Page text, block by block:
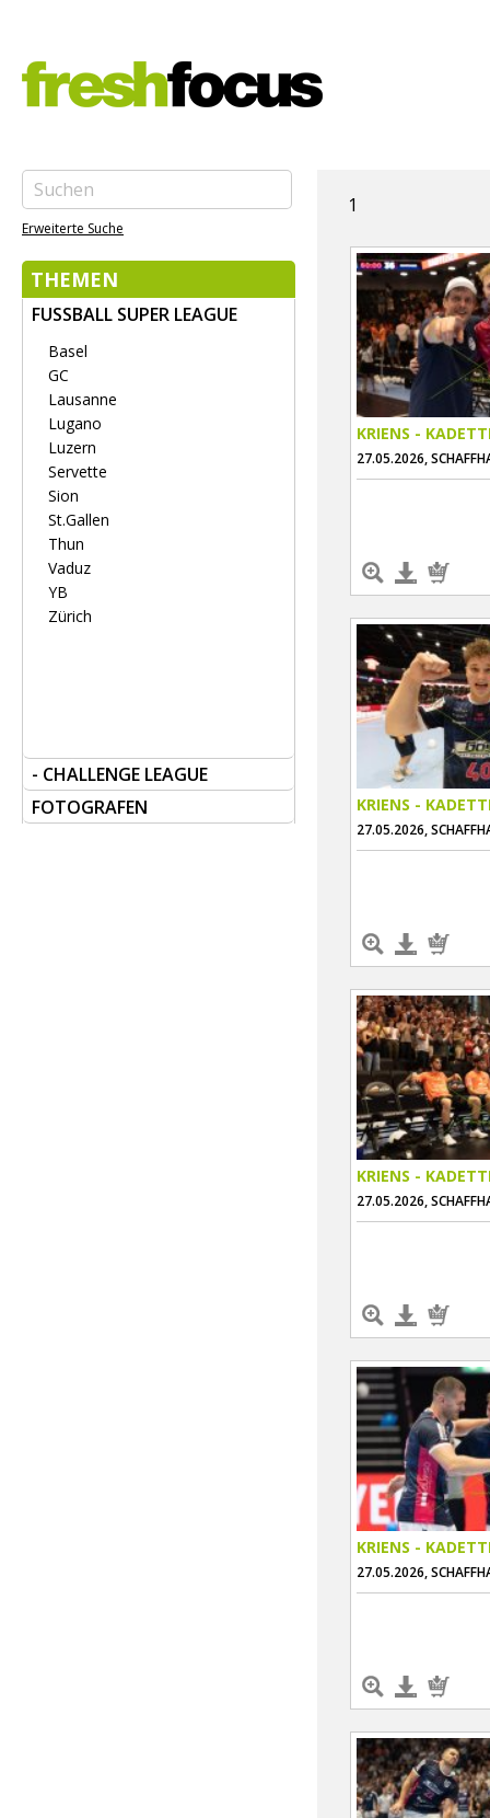
Erweiterte Suche
THEMEN
FUSSBALL SUPER LEAGUE
Basel
GC
Lausanne
Lugano
Luzern
Servette
Sion
St.Gallen
Thun
Vaduz
YB
Zürich
- CHALLENGE LEAGUE
FOTOGRAFEN
1
KRIENS -
27.05.2026,
KRIENS -
27.05.2026,
KRIENS -
27.05.2026,
KRIENS -
27.05.2026,